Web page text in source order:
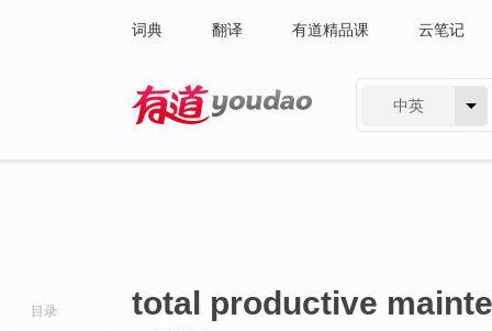
词典 翻译 有道精品课 云笔记
中英
目录 total productive